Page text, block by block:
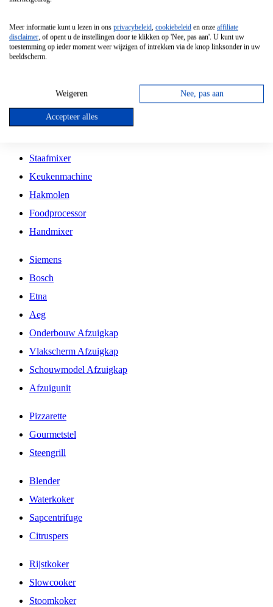
Vrijstaande Magnetron
Vrijstaande Kookplaat
Inbouw Gaskookplaat
Inbouw Keramische Kookplaat
Kookplaat Accessoires
Staafmixer
Keukenmachine
Hakmolen
Foodprocessor
Handmixer
Siemens
Bosch
Etna
Aeg
Onderbouw Afzuigkap
Vlakscherm Afzuigkap
Schouwmodel Afzuigkap
Afzuigunit
Pizzarette
Gourmetstel
Steengrill
Blender
Waterkoker
Sapcentrifuge
Citruspers
Rijstkoker
Slowcooker
Stoomkoker
Meer informatie kunt u lezen in ons privacybeleid, cookiebeleid en onze affiliate
disclaimer, of opent u de instellingen door te klikken op 'Nee, pas aan'. U kunt uw
toestemming op ieder moment weer wijzigen of intrekken via de knop linksonder in uw
beeldscherm.
Weigeren Nee, pas aan
Accepteer alles